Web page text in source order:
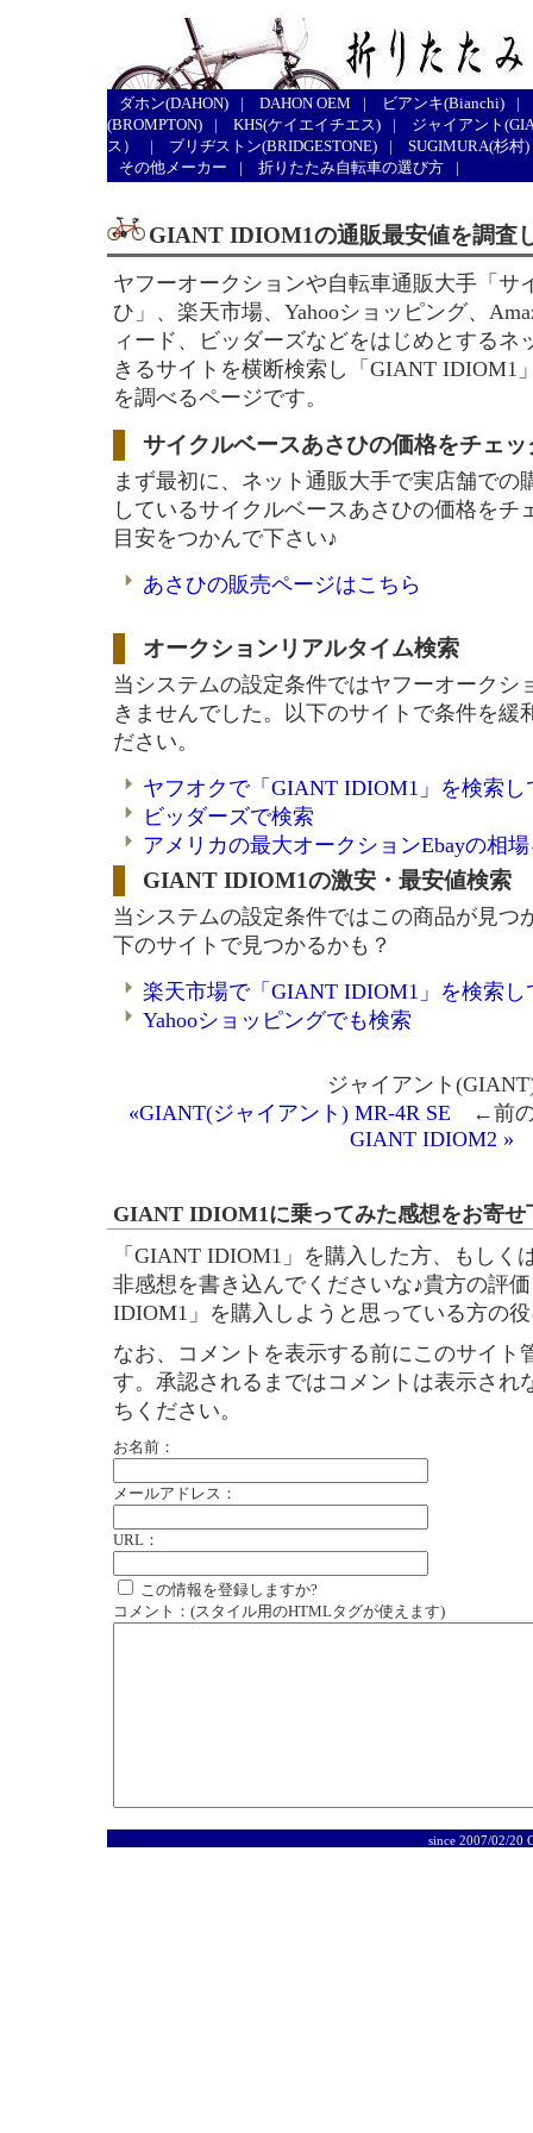
ダホン(DAHON) | DAHON OEM | ビアンキ(Bianchi)
|
(BROMPTON)
| KHS(ケイエイチエス) |
ジャイアント
ス）
| ブリヂストン(BRIDGESTONE) |
SUGIMURA(杉村)
その他メーカー
| 折りたたみ自転車の選び方 |
GIANT IDIOM1の通販最安値を調査
ヤフーオークションや自転車通販大手「サ
ひ」、楽天市場、Yahooショッピング、
ィード、ビッダーズなどをはじめとするネ
きるサイトを横断検索し「GIANT IDIOM1
を調べるページです。
サイクルベースあさひの価格をチェッ
まず最初に、ネット通販大手で実店舗での
しているサイクルベースあさひの価格をチ
目安をつかんで下さい♪
あさひの販売ページはこちら
オークションリアルタイム検索
当システムの設定条件ではヤフーオークシ
きませんでした。以下のサイトで条件を緩
ださい。
ヤフオクで「GIANT IDIOM1」を検索し
ビッダーズで検索
アメリカの最大オークションEbayの相
GIANT IDIOM1の激安・最安値検索
当システムの設定条件ではこの商品が見つ
下のサイトで見つかるかも？
楽天市場で「GIANT IDIOM1」を検索し
Yahooショッピングでも検索
ジャイアント
«GIANT(ジャイアント) MR-4R SE ←前
GIANT IDIOM2 »
GIANT IDIOM1に乗ってみた感想をお寄せ
「GIANT IDIOM1」を購入した方、もしく
非感想を書き込んでくださいな♪貴方の評
IDIOM1」を購入しようと思っている方の
なお、コメントを表示する前にこのサイト
す。承認されるまではコメントは表示され
ちください。
お名前：
メールアドレス：
URL：
この情報を登録しますか?
コメント：(スタイル用のHTMLタグが使えます)
since 2007/02/20